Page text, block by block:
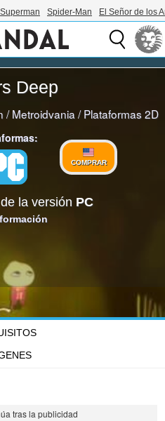
Superman Spider-Man El Señor de los
Deep
/Metroidvania /Plataformas 2D
COMPRAR
la versión PC